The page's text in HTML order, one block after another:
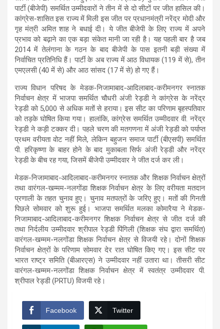
पार्टी (बीजेपी) समर्थित उम्मीदवारों ने तीन में से दो सीटों पर जीत हासिल की।
कांग्रेस-शासित इस राज्य में मिली इस जीत पर प्रधानमंत्री नरेंद्र मोदी और
गृह मंत्री अमित शाह ने बधाई दी। ये जीत बीजेपी के लिए राज्य में अपने
प्रभाव को बढ़ाने का एक बड़ा संकेत मानी जा रही है। यह पहली बार है जब
2014 में तेलंगाना के गठन के बाद बीजेपी के पास इतनी बड़ी संख्या में
निर्वाचित प्रतिनिधि हैं। पार्टी के अब राज्य में आठ विधायक (119 में से), तीन
एमएलसी (40 में से) और आठ सांसद (17 में से) हो गए हैं।
राज्य विधान परिषद के मेडक-निजामाबाद-आदिलाबाद-करीमनगर स्नातक
निर्वाचन क्षेत्र में भाजपा समर्थित चौधरी अंजी रेड्डी ने कांग्रेस के नरेंद्र
रेड्डी को 5,000 से अधिक मतों से हराया। इस सीट का परिणाम बृहस्पतिवार
को तड़के घोषित किया गया। हालांकि, कांग्रेस समर्थित उम्मीदवार वी. नरेंद्र
रेड्डी ने कड़ी टक्कर दी। पहले चरण की मतगणना में अंजी रेड्डी को पर्याप्त
प्रथम वरीयता वोट नहीं मिले, लेकिन बहुजन समाज पार्टी (बीएसपी) समर्थित
पी. हरिकृष्णा के बाहर होने के बाद मुकाबला सिर्फ अंजी रेड्डी और नरेंद्र
रेड्डी के बीच रह गया, जिसमें बीजेपी उम्मीदवार ने जीत दर्ज कर ली।
मेडक-निजामाबाद-आदिलाबाद-करीमनगर स्नातक और शिक्षक निर्वाचन क्षेत्रों
तथा वारंगल-खम्मम-नलगोंडा शिक्षक निर्वाचन क्षेत्र के लिए वरीयता मतदान
प्रणाली के तहत चुनाव हुए। चुनाव मतपत्रों के जरिए हुए। मतों की गिनती
पिछले सोमवार को शुरू हुई। भाजपा समर्थित मलका कोमारैया ने मेडक-
निजामाबाद-आदिलाबाद-करीमनगर शिक्षक निर्वाचन क्षेत्र से जीत दर्ज की
तथा निर्दलीय उम्मीदवार श्रीपाल रेड्डी पिंगिली (शिक्षक संघ द्वारा समर्थित)
वारंगल-खम्मम-नलगोंडा शिक्षक निर्वाचन क्षेत्र से विजयी रहे। दोनों शिक्षक
निर्वाचन क्षेत्रों के परिणाम सोमवार देर रात घोषित किए गए। इस सीट पर
भारत राष्ट्र समिति (बीआरएस) ने उम्मीदवार नहीं उतारा था। तीसरी सीट
वारंगल-खम्मम-नलगोंडा शिक्षक निर्वाचन क्षेत्र में स्वतंत्र उम्मीदवार पी.
श्रीपाल रेड्डी (PRTU) विजयी रहे।
Facebook Twitter